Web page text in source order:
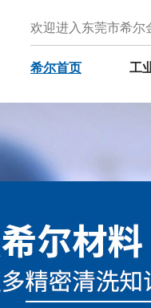
欢迎进入东莞市希尔
希尔首页 工